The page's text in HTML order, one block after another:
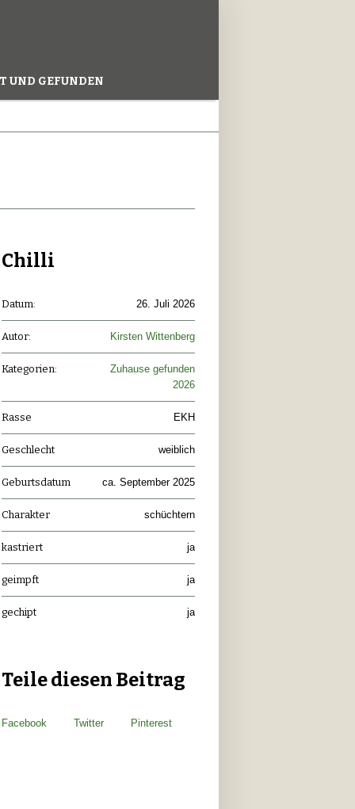
UND GEFUNDEN
Chilli
Datum: 26. Juli 2026
Autor: Kirsten Wittenberg
Kategorien:
Zuhause gefunden
2026
Rasse EKH
Geschlecht weiblich
Geburtsdatum ca. September 2025
Charakter schüchtern
kastriert ja
geimpft ja
gechipt ja
Teile diesen Beitrag
Facebook Twitter Pinterest